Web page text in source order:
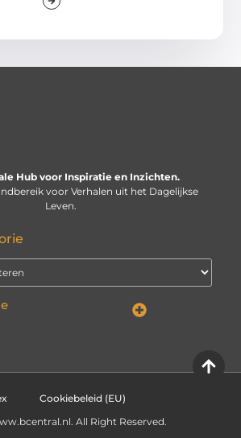
Hub voor Inspiratie en Inzichten.
voor Verhalen uit het Dagelijkse
Leven.
Cookiebeleid (EU)
All Right Reserved.